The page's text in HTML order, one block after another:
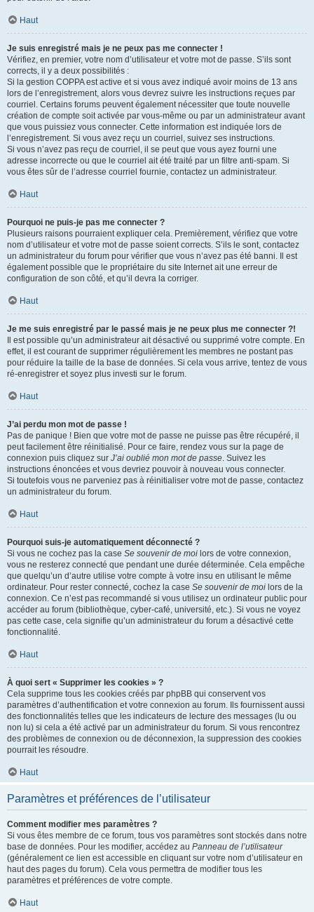
Haut
Je suis enregistré mais je ne peux pas me connecter !
Vérifiez, en premier, votre nom d’utilisateur et votre mot de passe. S’ils sont
corrects, il y a deux possibilités :
Si la gestion COPPA est active et si vous avez indiqué avoir moins de 13 ans
lors de l’enregistrement, alors vous devrez suivre les instructions reçues par
courriel. Certains forums peuvent également nécessiter que toute nouvelle
création de compte soit activée par vous-même ou par un administrateur avant
que vous puissiez vous connecter. Cette information est indiquée lors de
l’enregistrement. Si vous avez reçu un courriel, suivez ses instructions.
Si vous n’avez pas reçu de courriel, il se peut que vous ayez fourni une
adresse incorrecte ou que le courriel ait été traité par un filtre anti-spam. Si
vous êtes sûr de l’adresse courriel fournie, contactez un administrateur.
Haut
Pourquoi ne puis-je pas me connecter ?
Plusieurs raisons pourraient expliquer cela. Premièrement, vérifiez que votre
nom d’utilisateur et votre mot de passe soient corrects. S’ils le sont, contactez
un administrateur du forum pour vérifier que vous n’avez pas été banni. Il est
également possible que le propriétaire du site Internet ait une erreur de
configuration de son côté, et qu’il devra la corriger.
Haut
Je me suis enregistré par le passé mais je ne peux plus me connecter ?!
Il est possible qu’un administrateur ait désactivé ou supprimé votre compte. En
effet, il est courant de supprimer régulièrement les membres ne postant pas
pour réduire la taille de la base de données. Si cela vous arrive, tentez de vous
ré-enregistrer et soyez plus investi sur le forum.
Haut
J’ai perdu mon mot de passe !
Pas de panique ! Bien que votre mot de passe ne puisse pas être récupéré, il
peut facilement être réinitialisé. Pour ce faire, rendez vous sur la page de
connexion puis cliquez sur J’ai oublié mon mot de passe. Suivez les
instructions énoncées et vous devriez pouvoir à nouveau vous connecter.
Si toutefois vous ne parveniez pas à réinitialiser votre mot de passe, contactez
un administrateur du forum.
Haut
Pourquoi suis-je automatiquement déconnecté ?
Si vous ne cochez pas la case Se souvenir de moi lors de votre connexion,
vous ne resterez connecté que pendant une durée déterminée. Cela empêche
que quelqu’un d’autre utilise votre compte à votre insu en utilisant le même
ordinateur. Pour rester connecté, cochez la case Se souvenir de moi lors de la
connexion. Ce n’est pas recommandé si vous utilisez un ordinateur public pour
accéder au forum (bibliothèque, cyber-café, université, etc.). Si vous ne voyez
pas cette case, cela signifie qu’un administrateur du forum a désactivé cette
fonctionnalité.
Haut
À quoi sert « Supprimer les cookies » ?
Cela supprime tous les cookies créés par phpBB qui conservent vos
paramètres d’authentification et votre connexion au forum. Ils fournissent aussi
des fonctionnalités telles que les indicateurs de lecture des messages (lu ou
non lu) si cela a été activé par un administrateur du forum. Si vous rencontrez
des problèmes de connexion ou de déconnexion, la suppression des cookies
pourrait les résoudre.
Haut
Paramètres et préférences de l’utilisateur
Comment modifier mes paramètres ?
Si vous êtes membre de ce forum, tous vos paramètres sont stockés dans notre
base de données. Pour les modifier, accédez au Panneau de l’utilisateur
(généralement ce lien est accessible en cliquant sur votre nom d’utilisateur en
haut des pages du forum). Cela vous permettra de modifier tous les
paramètres et préférences de votre compte.
Haut